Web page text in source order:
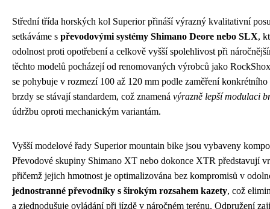
Střední třída horských kol Superior přináší výrazný kvalitativní
setkáváme s převodovými systémy Shimano Deore nebo SLX,
odolnost proti opotřebení a celkově vyšší spolehlivost při
těchto modelů pocházejí od renomovaných výrobců jako
se pohybuje v rozmezí 100 až 120 mm podle zaměření
brzdy se stávají standardem, což znamená výrazně lepší modulaci
údržbu oproti mechanickým variantám.
Vyšší modelové řady Superior mountain bike jsou vybaveny
Převodové skupiny Shimano XT nebo dokonce XTR představují
přičemž jejich hmotnost je optimalizována bez kompromisů v
jednostranné převodníky s širokým rozsahem kazety, což
a zjednodušuje ovládání při jízdě v náročném terénu. Odpružení